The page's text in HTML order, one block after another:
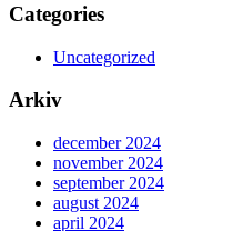
Categories
Uncategorized
Arkiv
december 2024
november 2024
september 2024
august 2024
april 2024